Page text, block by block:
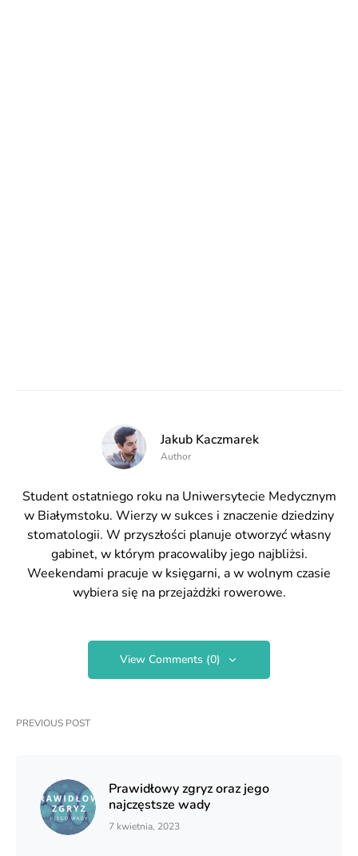
Jakub Kaczmarek
Author
Student ostatniego roku na Uniwersytecie Medycznym
w Białymstoku. Wierzy w sukces i znaczenie dziedziny
stomatologii. W przyszłości planuje otworzyć własny
gabinet, w którym pracowaliby jego najbliżsi.
Weekendami pracuje w księgarni, a w wolnym czasie
wybiera się na przejażdżki rowerowe.
View Comments (0)
PREVIOUS POST
Prawidłowy zgryz oraz jego
najczęstsze wady
7 kwietnia, 2023